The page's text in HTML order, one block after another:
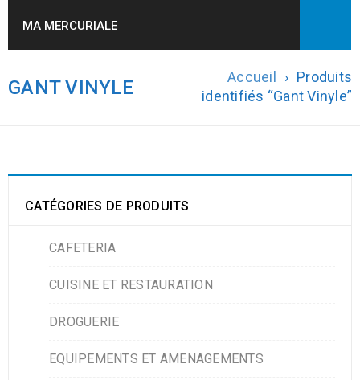
MA MERCURIALE
GANT VINYLE Accueil › Produits
identifiés “Gant Vinyle”
CATÉGORIES DE PRODUITS
CAFETERIA
CUISINE ET RESTAURATION
DROGUERIE
EQUIPEMENTS ET AMENAGEMENTS